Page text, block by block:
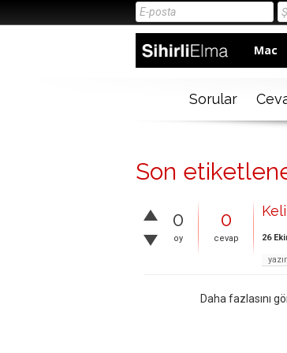
Mac
Sorular
Son
0
oy
0
cevap 26
Daha fazlasını